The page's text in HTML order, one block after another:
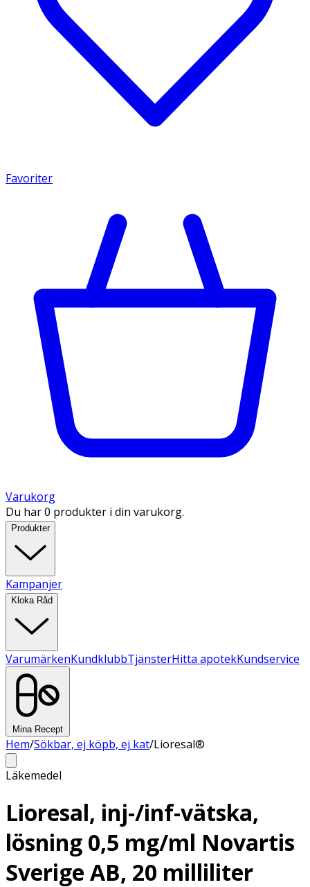
Favoriter
Varukorg
Du har 0 produkter i din varukorg.
Produkter
Kampanjer
Kloka Råd
VarumärkenKundklubbTjänsterHitta apotekKundservice
Mina Recept
Hem/Sökbar, ej köpb, ej kat/Lioresal®
Läkemedel
Lioresal, inj-/inf-vätska,
lösning 0,5 mg/ml Novartis
Sverige AB, 20 milliliter